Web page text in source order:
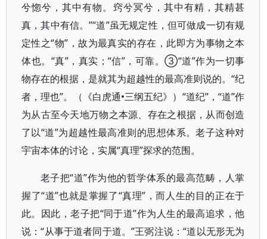
兮惚兮，其中有物。窍兮冥兮，其中有精，其精甚
真，其中有信。”“道”虽无规定性，但可做成一切有规
定性之“物”，故为最真实的存在，此即方为事物之本
体也。“真”，真实；“信”，可靠。③“道”作为一切事
物存在的根据，是就其为超越性的最高准则说的。“纪
者，理也”。（《白虎通•三纲五纪》）“道纪”，“道”作
为从古至今天地万物之本源、存在之根据，从而创造
了以“道”为超越性最高准则的思想体系。老子这种对
宇宙本体的讨论，实属“真理”探求的范围。
老子把“道”作为他的哲学体系的最高范畴，人掌
握了“道”也就是掌握了“真理”，而人生的目的正在于
此。因此，老子把“同于道”作为人生的最高追求，他
说：“从事于道者同于道。”王弼注说：“道以无形无为